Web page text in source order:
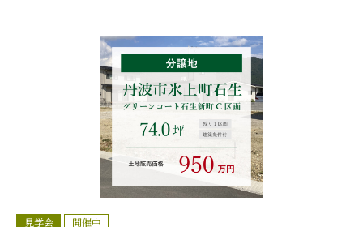
見学会 開催中